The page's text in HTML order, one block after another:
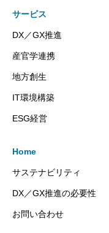
サービス
DX／GX推進
産官学連携
地方創生
IT環境構築
ESG経営
Home
サステナビリティ
DX／GX推進の必要性
お問い合わせ